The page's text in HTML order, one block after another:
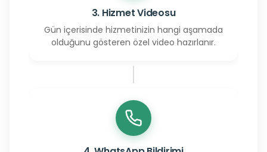
3. Hizmet Videosu
Gün içerisinde hizmetinizin hangi aşamada
olduğunu gösteren özel video hazırlanır.